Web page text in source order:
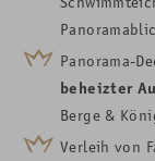
Panorama-
beheizter
Berge &
Verleih von